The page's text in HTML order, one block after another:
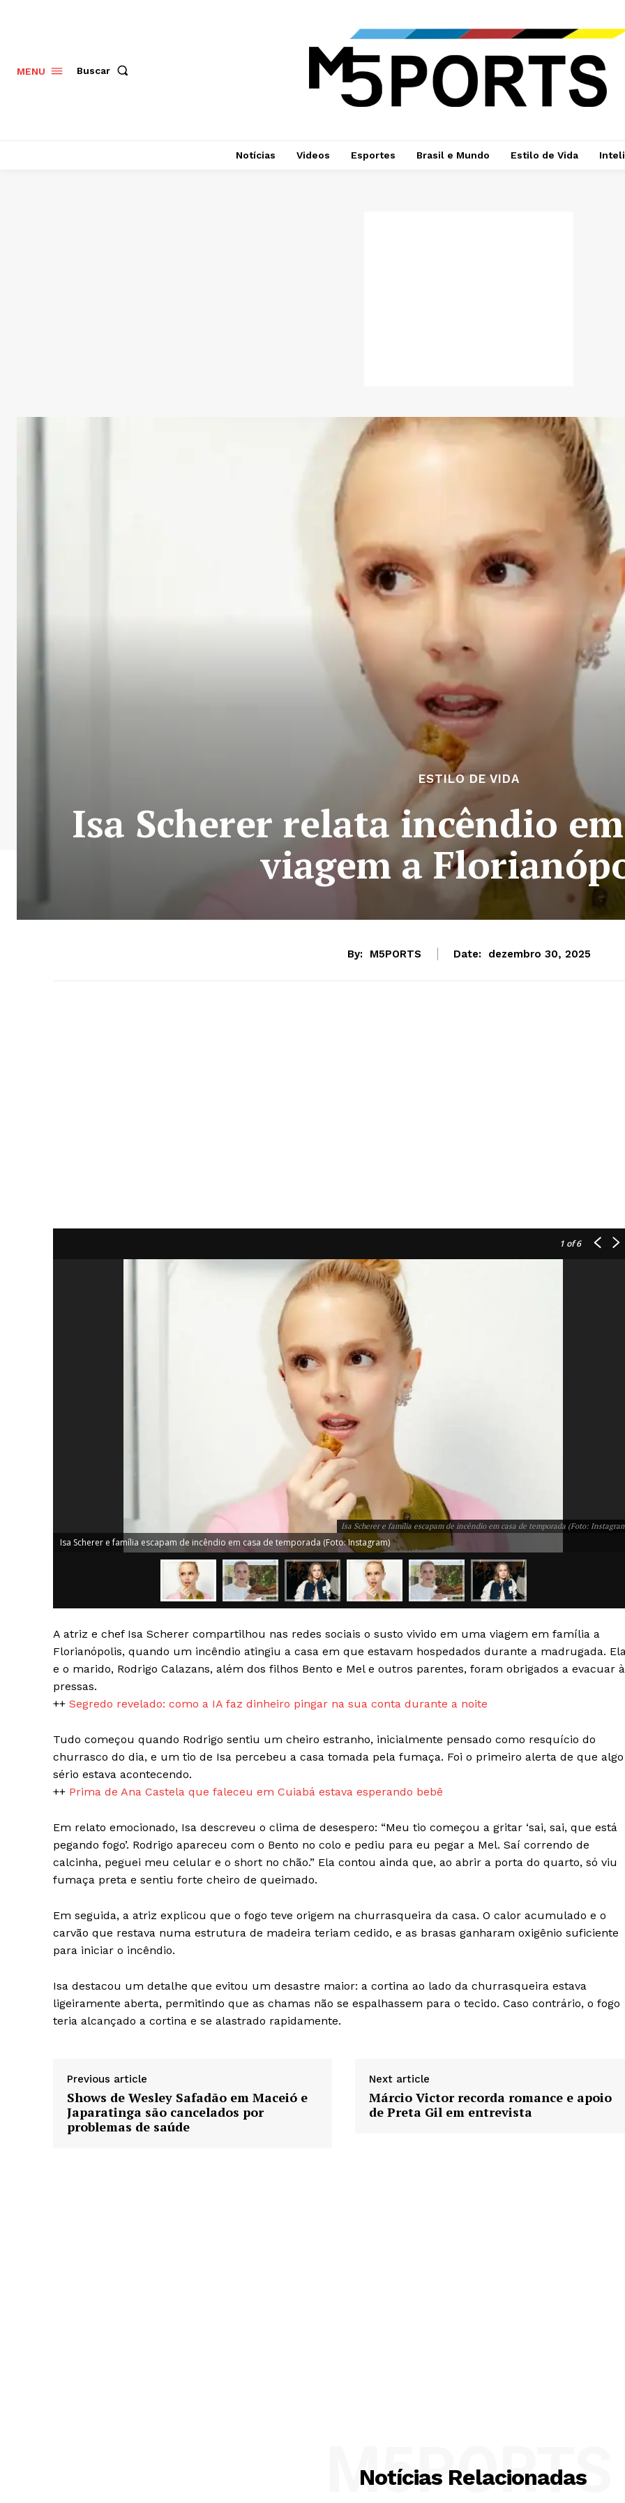
iCHAIT
Aprenda tudo sobre
Inteligência Artificial
SAIBA MAIS
M5PORTS
Sobre Nós
Anuncie
Contato
Transparência Editorial
Termos de Serviços
MENU Buscar
Notícias Videos Esportes Brasil e Mundo Estilo de Vida
ESTILO DE VIDA
Isa Scherer relata incêndio
viagem a
By: M5PORTS Date: dezembro 30, 2025
1 of 6
Isa Scherer e família escapam de incêndio em casa de temporada (Foto:
Isa Scherer e família escapam de incêndio em casa de temporada (Foto: Instagram)
A atriz e chef Isa Scherer compartilhou nas redes sociais o susto vivido em uma viagem em família a
Florianópolis, quando um incêndio atingiu a casa em que estavam hospedados durante a madrugada.
e o marido, Rodrigo Calazans, além dos filhos Bento e Mel e outros parentes, foram obrigados a evacuar
pressas.
++ Segredo revelado: como a IA faz dinheiro pingar na sua conta durante a noite
Tudo começou quando Rodrigo sentiu um cheiro estranho, inicialmente pensado como resquício do
churrasco do dia, e um tio de Isa percebeu a casa tomada pela fumaça. Foi o primeiro alerta de que algo
sério estava acontecendo.
++ Prima de Ana Castela que faleceu em Cuiabá estava esperando bebê
Em relato emocionado, Isa descreveu o clima de desespero: “Meu tio começou a gritar ‘sai, sai, que está
pegando fogo’. Rodrigo apareceu com o Bento no colo e pediu para eu pegar a Mel. Saí correndo de
calcinha, peguei meu celular e o short no chão.” Ela contou ainda que, ao abrir a porta do quarto, só viu
fumaça preta e sentiu forte cheiro de queimado.
Em seguida, a atriz explicou que o fogo teve origem na churrasqueira da casa. O calor acumulado e o
carvão que restava numa estrutura de madeira teriam cedido, e as brasas ganharam oxigênio suficiente
para iniciar o incêndio.
Isa destacou um detalhe que evitou um desastre maior: a cortina ao lado da churrasqueira estava
ligeiramente aberta, permitindo que as chamas não se espalhassem para o tecido. Caso contrário, o fogo
teria alcançado a cortina e se alastrado rapidamente.
Previous article
Shows de Wesley Safadão em Maceió e
Japaratinga são cancelados por
problemas de saúde
Next article
Márcio Victor recorda romance e apoio
de Preta Gil em entrevista
Notícias Relacionadas
M5PORTS